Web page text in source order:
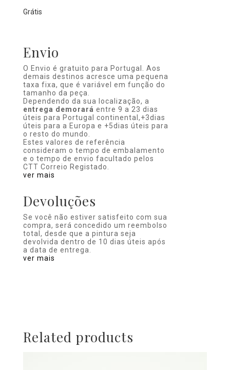
Grátis
Envio
O Envio é gratuito para Portugal. Aos
demais destinos acresce uma pequena
taxa fixa, que é variável em função do
tamanho da peça.
Dependendo da sua localização, a
entrega demorará entre 9 a 23 dias
úteis para Portugal continental,+3dias
úteis para a Europa e +5dias úteis para
o resto do mundo.
Estes valores de referência
consideram o tempo de embalamento
e o tempo de envio facultado pelos
CTT Correio Registado.
ver mais
Devoluções
Se você não estiver satisfeito com sua
compra, será concedido um reembolso
total, desde que a pintura seja
devolvida dentro de 10 dias úteis após
a data de entrega.
ver mais
Related products